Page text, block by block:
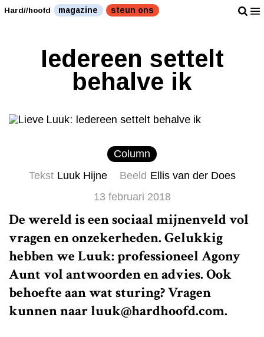
Hard//hoofd magazine steun ons
Iedereen settelt
behalve ik
Column
Tekst Luuk Hijne Beeld Ellis van der Does
13 februari 2018
De wereld is een sociaal mijnenveld vol
vragen en onzekerheden. Gelukkig
hebben we Luuk: professioneel Agony
Aunt vol antwoorden en advies. Ook
behoefte aan wat sturing? Vragen
kunnen naar luuk@hardhoofd.com.